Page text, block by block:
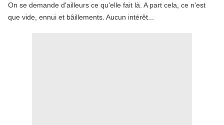
On se demande d'ailleurs ce qu'elle fait là. A part cela, ce n'est
que vide, ennui et bâillements. Aucun intérêt...